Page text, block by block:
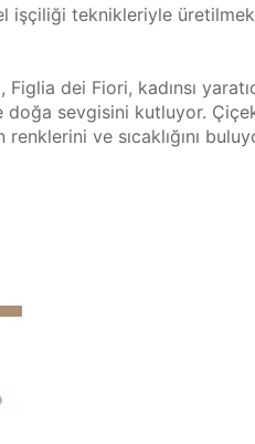
teknikleriyle
Figlia dei Fiori, kadınsı
sevgisini kutluyor.
ve sıcaklığını